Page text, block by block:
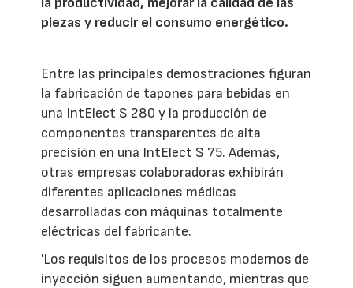
piezas y reducir el consumo energético.
Entre las principales demostraciones figuran
la fabricación de tapones para bebidas en
una IntElect S 280 y la producción de
componentes transparentes de alta
precisión en una IntElect S 75. Además,
otras empresas colaboradoras exhibirán
diferentes aplicaciones médicas
desarrolladas con máquinas totalmente
eléctricas del fabricante.
'Los requisitos de los procesos modernos de
inyección siguen aumentando, mientras que